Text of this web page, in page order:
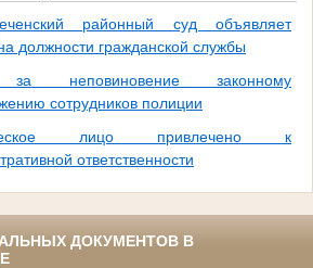
районный суд объявляет
должности гражданской службы
неповиновение законному
сотрудников полиции
лицо привлечено к
ответственности
ДОКУМЕНТОВ В